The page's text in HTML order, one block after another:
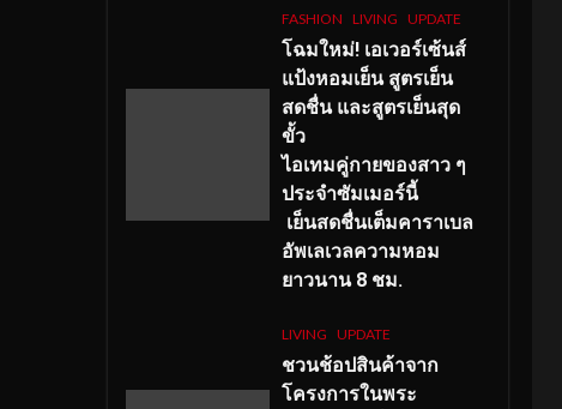
FASHION LIVING UPDATE
โฉมใหม่! เอเวอร์เซ้นส์
แป้งหอมเย็น สูตรเย็น
สดชื่น และสูตรเย็นสุด
ขั้ว
ไอเทมคู่กายของสาว ๆ
ประจำซัมเมอร์นี้
เย็นสดชื่นเต็มคาราเบล
อัพเลเวลความหอม
ยาวนาน 8 ชม.
LIVING UPDATE
ชวนช้อปสินค้าจาก
โครงการในพระ